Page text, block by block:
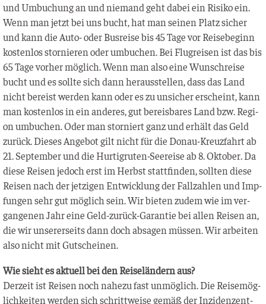
und Umbu­chung an und nie­mand geht dabei ein Risi­ko ein.
Wenn man jetzt bei uns bucht, hat man sei­nen Platz sicher
und kann die Auto- oder Bus­rei­se bis 45 Tage vor Rei­se­be­ginn
kos­ten­los stor­nie­ren oder umbu­chen. Bei Flug­rei­sen ist das bis
65 Tage vor­her mög­lich. Wenn man also eine Wunschrei­se
bucht und es soll­te sich dann her­aus­stel­len, dass das Land
nicht bereist wer­den kann oder es zu unsi­cher erscheint, kann
man kos­ten­los in ein ande­res, gut ber­eis­ba­res Land bzw. Regi­
on umbu­chen. Oder man stor­niert ganz und erhält das Geld
zurück. Die­ses Ange­bot gilt nicht für die Donau-Kreuz­fahrt ab
21. Sep­tem­ber und die Hur­tig­ru­ten-See­rei­se ab 8. Okto­ber. Da
die­se Rei­sen jedoch erst im Herbst statt­fin­den, soll­ten die­se
Rei­sen nach der jet­zi­gen Ent­wick­lung der Fall­zah­len und Imp­
fun­gen sehr gut mög­lich sein. Wir bie­ten zudem wie im ver­
gan­ge­nen Jahr eine Geld-zurück-Garan­tie bei allen Rei­sen an,
die wir unse­rer­seits dann doch absa­gen müs­sen. Wir arbei­ten
also nicht mit Gutscheinen.
Wie sieht es aktu­ell bei den Rei­se­län­dern aus?
Der­zeit ist Rei­sen noch nahe­zu fast unmög­lich. Die Rei­se­mög­
lich­kei­ten wer­den sich schritt­wei­se gemäß der Inzi­denz­ent­